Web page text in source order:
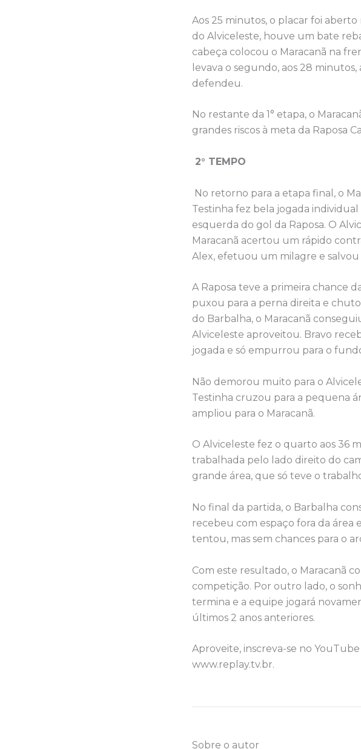
Aos 25 minutos, o placar foi
do Alviceleste, houve um bate
cabeça colocou o Maracanã na
levava o segundo, aos 28
defendeu.
No restante da 1° etapa, o
grandes riscos à meta da Raposa
2° TEMPO
No retorno para a etapa final, o
Testinha fez bela jogada
esquerda do gol da Raposa. O
Maracanã acertou um rápido
Alex, efetuou um milagre e salvou
A Raposa teve a primeira chance
puxou para a perna direita e
do Barbalha, o Maracanã
Alviceleste aproveitou. Bravo
jogada e só empurrou para o
Não demorou muito para o
Testinha cruzou para a pequena
ampliou para o Maracanã.
O Alviceleste fez o quarto aos 36
trabalhada pelo lado direito do
grande área, que só teve o
No final da partida, o Barbalha
recebeu com espaço fora da área
tentou, mas sem chances para o
Com este resultado, o Maracanã
competição. Por outro lado, o
termina e a equipe jogará
últimos 2 anos anteriores.
Aproveite, inscreva-se no
www.replay.tv.br.
Sobre o autor